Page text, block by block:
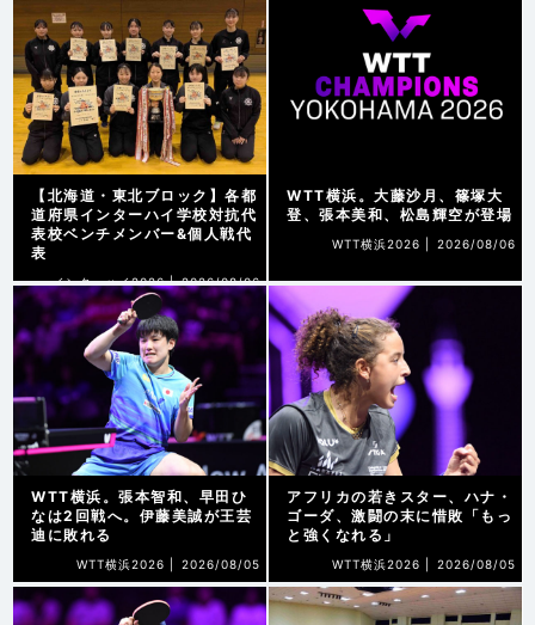
【北海道・東北ブロック】各都
道府県インターハイ学校対抗代
表校ベンチメンバー&個人戦代
表
インターハイ2026 | 2026/08/06
WTT横浜。大藤沙月、篠塚大
登、張本美和、松島輝空が登場
WTT横浜2026 | 2026/08/06
WTT横浜。張本智和、早田ひ
なは2回戦へ。伊藤美誠が王芸
迪に敗れる
WTT横浜2026 | 2026/08/05
アフリカの若きスター、ハナ・
ゴーダ、激闘の末に惜敗「もっ
と強くなれる」
WTT横浜2026 | 2026/08/05